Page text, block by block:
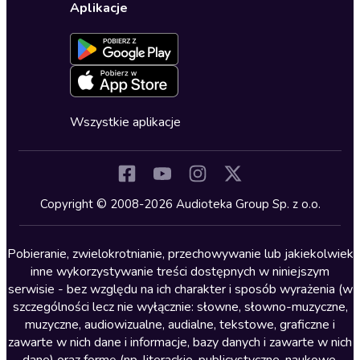
Dla młodzieży
Kryminały
Lektury szkolne
Literatura anglojęzyczna
Literatura faktu
Literatura obyczajowa
Literatura piękna obca
Ustawienia prywatności
Formularz zgłaszania nielegalnych treści
Deklaracja dostępności
Oferta dla firm i bibliotek
Dołącz do newslettera
Blog
Zapowiedzi
Cykle audiobooków
Aplikacje
Wszystkie aplikacje
Copyright © 2008-2026 Audioteka Group Sp. z o.o.
Pobieranie, zwielokrotnianie, przechowywanie lub jakiekolwiek
inne wykorzystywanie treści dostępnych w niniejszym
serwisie - bez względu na ich charakter i sposób wyrażenia (w
szczególności lecz nie wyłącznie: słowne, słowno-muzyczne,
muzyczne, audiowizualne, audialne, tekstowe, graficzne i
zawarte w nich dane i informacje, bazy danych i zawarte w nich